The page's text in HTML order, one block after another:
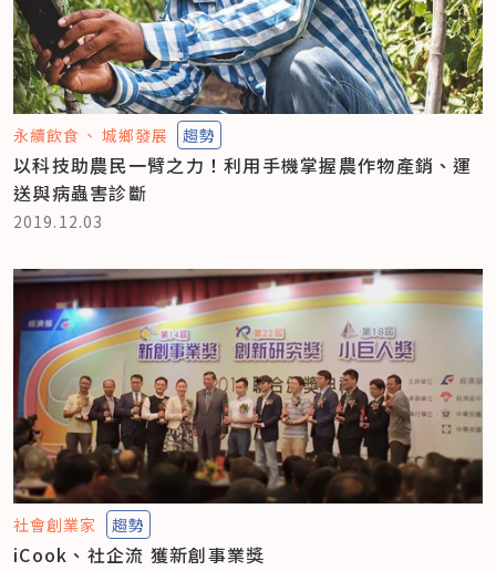
永續飲食 城鄉發展 趨勢
以科技助農民一臂之力！利用手機掌握農作物產銷、運
送與病蟲害診斷
2019.12.03
社會創業家 趨勢
iCook、社企流 獲新創事業獎